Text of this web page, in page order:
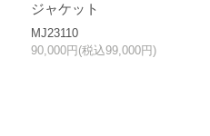
ジャケット
MJ23110
90,000円(税込99,000円)